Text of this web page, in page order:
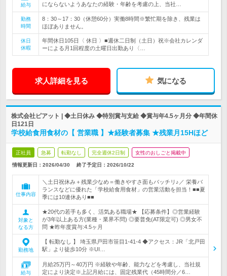
給与
にならないようあなたの経験・年齢を考慮の上、当社…
勤務
時間
8：30～17：30（休憩60分）実働8時間※繁忙期を除き、残業は
ほぼありません。
休日
休暇
年間休日105日〈 休日 〉■週休二日制（土日）祝※会社カレンダ
ーによる月1回程度の土曜日出勤あり〈…
求人詳細を見る 気になる
株式会社ピアット | ◆土日休み ◆特別賞与支給 ◆賞与年4.5ヶ月分 ◆年間休
日121日
学校給食用食材の【 営業職 】★経験者募集 ★残業月15Hほど
正社員 急募 転勤なし 完全週休2日制 女性のおしごと掲載中
情報更新日：2026/04/30 終了予定日： 2026/10/22
仕事内容
＼土日祝休み＋残業少なめ＝働きやすさ面もバッチリ♪／ 栄養バ
ランスなどに優れた「学校給食用食材」の営業活動を担当！■■夏
季には10連休あり■■
対象と
なる方
★20代の若手も多く、活気ある職場★ 【応募条件】◎営業経験
が3年以上ある方(業種・業界不問) ◎要普免(AT限定可) ◎男女不
問 ★昨年度賞与:4.5ヶ月
勤務地
【 転勤なし 】 埼玉県戸田市笹目1-41-4 ◆アクセス：JR「北戸田
駅」より徒歩10分 ※UI…
給与
月給25万円～40万円 ※経験や年齢、能力などを考慮し、当社規
定により決定※上記月給には、固定残業代（45時間分／6…